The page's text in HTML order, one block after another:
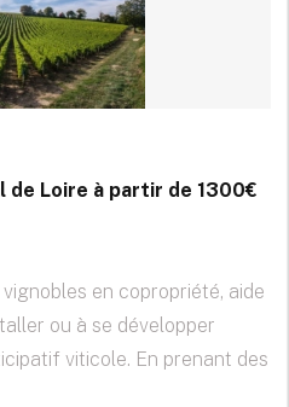
de Loire à partir de 1300€
en copropriété, aide
ou à se développer
viticole. En prenant des